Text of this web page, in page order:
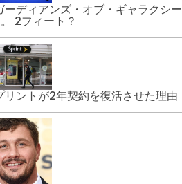
ーディアンズ・オブ・ギャラクシー
2フィート？
リントが2年契約を復活させた理由